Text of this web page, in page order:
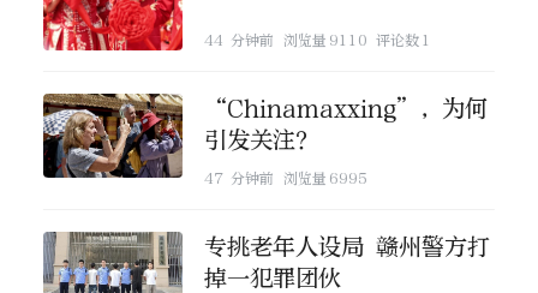
44 分钟前 浏览量 9110 评论数 1
“Chinamaxxing”，为何
引发关注？
47 分钟前 浏览量 6995
专挑老年人设局 赣州警方打
掉一犯罪团伙